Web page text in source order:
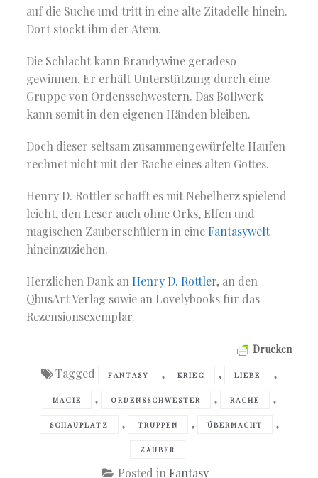
auf die Suche und tritt in eine alte Zitadelle hinein.
Dort stockt ihm der Atem.
Die Schlacht kann Brandywine geradeso
gewinnen. Er erhält Unterstützung durch eine
Gruppe von Ordensschwestern. Das Bollwerk
kann somit in den eigenen Händen bleiben.
Doch dieser seltsam zusammengewürfelte Haufen
rechnet nicht mit der Rache eines alten Gottes.
Henry D. Rottler schafft es mit Nebelherz spielend
leicht, den Leser auch ohne Orks, Elfen und
magischen Zauberschülern in eineFantasywelt
hineinzuziehen.
Herzlichen Dank an Henry D. Rottler, an den
QbusArt Verlag sowie an Lovelybooks für das
Rezensionsexemplar.
Drucken
Tagged FANTASY , KRIEG , LIEBE ,
MAGIE , ORDENSSCHWESTER , RACHE ,
SCHAUPLATZ , TRUPPEN , ÜBERMACHT ,
ZAUBER
Posted in Fantasy